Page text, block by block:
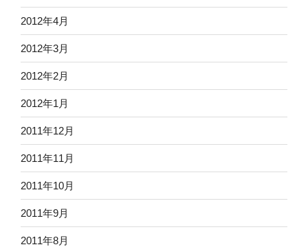
2012年4月
2012年3月
2012年2月
2012年1月
2011年12月
2011年11月
2011年10月
2011年9月
2011年8月